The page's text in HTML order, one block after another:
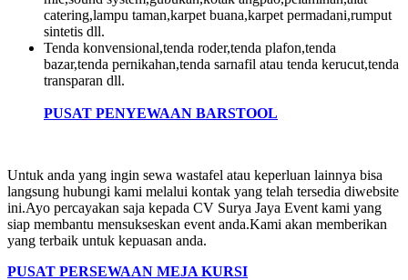
catering,lampu taman,karpet buana,karpet permadani,rumput
sintetis dll.
Tenda konvensional,tenda roder,tenda plafon,tenda
bazar,tenda pernikahan,tenda sarnafil atau tenda kerucut,tenda
transparan dll.
PUSAT PENYEWAAN BARSTOOL
Untuk anda yang ingin sewa wastafel atau keperluan lainnya bisa
langsung hubungi kami melalui kontak yang telah tersedia diwebsite
ini.Ayo percayakan saja kepada CV Surya Jaya Event kami yang
siap membantu mensukseskan event anda.Kami akan memberikan
yang terbaik untuk kepuasan anda.
PUSAT PERSEWAAN MEJA KURSI